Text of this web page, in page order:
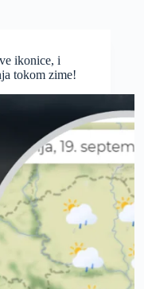
ikonice, i
tokom zime!